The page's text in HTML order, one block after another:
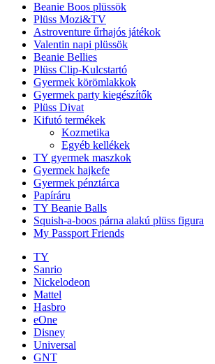
Beanie Boos plüssök
Plüss Mozi&TV
Astroventure űrhajós játékok
Valentin napi plüssök
Beanie Bellies
Plüss Clip-Kulcstartó
Gyermek körömlakkok
Gyermek party kiegészítők
Plüss Divat
Kifutó termékek
Kozmetika
Egyéb kellékek
TY gyermek maszkok
Gyermek hajkefe
Gyermek pénztárca
Papíráru
TY Beanie Balls
Squish-a-boos párna alakú plüss figura
My Passport Friends
TY
Sanrio
Nickelodeon
Mattel
Hasbro
eOne
Disney
Universal
GNT